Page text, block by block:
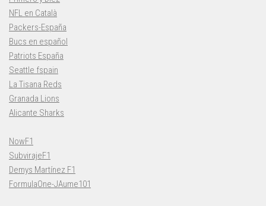
NFL en Català
Packers-España
Bucs en español
Patriots España
Seattle fspain
La Tisana Reds
Granada Lions
Alicante Sharks
NowF1
SubvirajeF1
Demys Martínez F1
FormulaOne-JAume101